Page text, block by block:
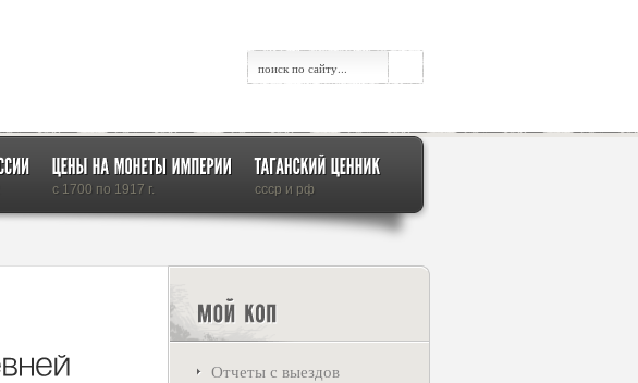
с 1700 по 1917 г. ссср и рф
Отчеты с выездов